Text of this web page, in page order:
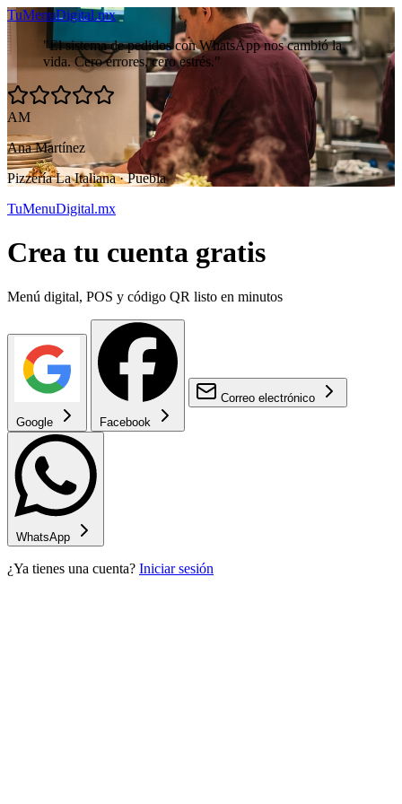
TuMenuDigital.mx
"El sistema de pedidos con WhatsApp nos cambió la
vida. Cero errores, cero estrés."
AM
Ana Martínez
Pizzería La Italiana · Puebla
TuMenuDigital.mx
Crea tu cuenta gratis
Menú digital, POS y código QR listo en minutos
Google Facebook
Correo electrónico
WhatsApp
¿Ya tienes una cuenta? Iniciar sesión